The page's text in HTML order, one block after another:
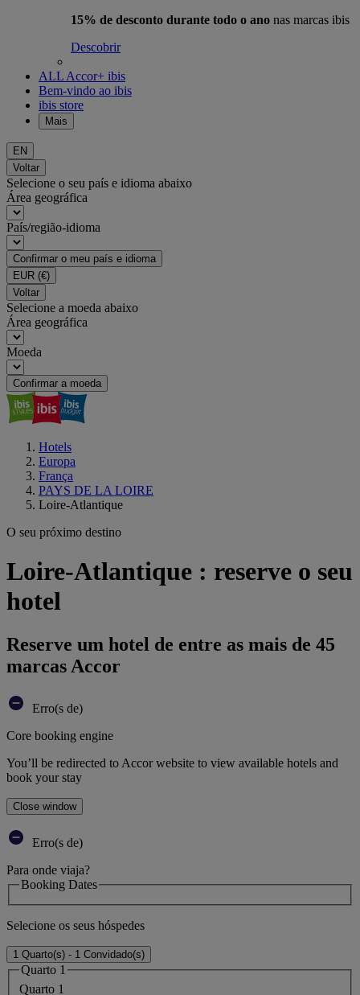
15% de desconto durante todo o ano nas marcas ibis
Descobrir
ALL Accor+ ibis
Bem-vindo ao ibis
ibis store
Mais
EN
Voltar
Selecione o seu país e idioma abaixo
Área geográfica
País/região-idioma
Confirmar o meu país e idioma
EUR (€)
Voltar
Selecione a moeda abaixo
Área geográfica
Moeda
Confirmar a moeda
Hotels
Europa
França
PAYS DE LA LOIRE
Loire-Atlantique
O seu próximo destino
Loire-Atlantique : reserve o seu
hotel
Reserve um hotel de entre as mais de 45
marcas Accor
Erro(s de)
Core booking engine
You’ll be redirected to Accor website to view available hotels and
book your stay
Close window
Erro(s de)
Para onde viaja?
Booking Dates
Selecione os seus hóspedes
1 Quarto(s) - 1 Convidado(s)
Quarto 1
Quarto 1